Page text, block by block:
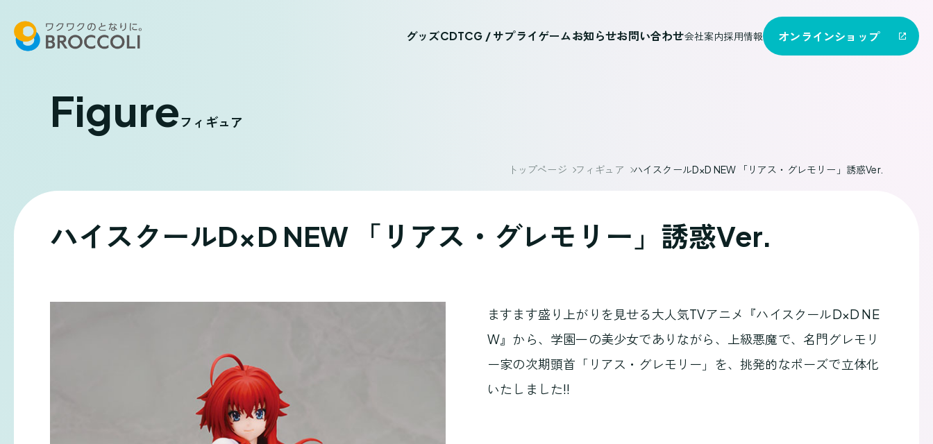
グッズCDTCG / サプライゲームお知らせお問い合わせ会社案内採用情報 オンラインショップ
Figureフィギュア
トップページ フィギュア ハイスクールD×D NEW 「リアス・グレモリー」誘惑Ver.
ハイスクールD×D NEW 「リアス・グレモリー」誘惑Ver.
ますます盛り上がりを見せる大人気TVアニメ『ハイスクールD×D NE
W』から、学園一の美少女でありながら、上級悪魔で、名門グレモリ
ー家の次期頭首「リアス・グレモリー」を、挑発的なポーズで立体化
いたしました!!